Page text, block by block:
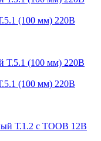
(100 мм) 220В
(100 мм) 220В